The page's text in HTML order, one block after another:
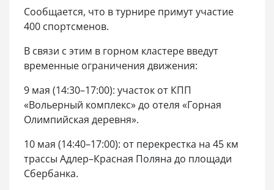
Сообщается, что в турнире примут участие
400 спортсменов.
В связи с этим в горном кластере введут
временные ограничения движения:
9 мая (14:30–17:00): участок от КПП
«Вольерный комплекс» до отеля «Горная
Олимпийская деревня».
10 мая (14:40–17:00): от перекрестка на 45 км
трассы Адлер–Красная Поляна до площади
Сбербанка.